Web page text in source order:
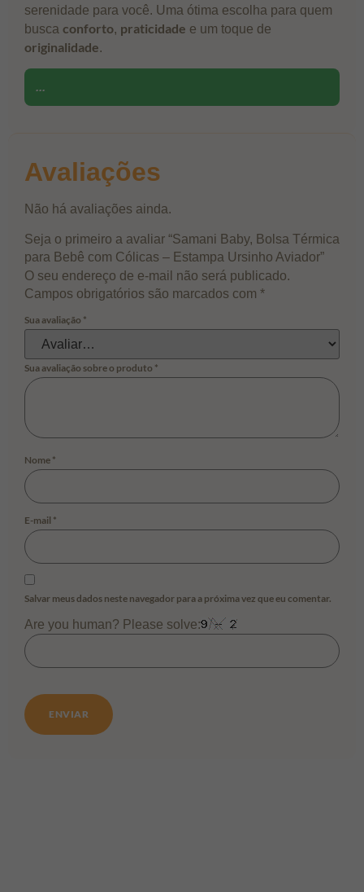
serenidade para você. Uma ótima escolha para quem
busca conforto, praticidade e um toque de
originalidade.
...
Avaliações
Não há avaliações ainda.
Seja o primeiro a avaliar “Samani Baby, Bolsa Térmica
para Bebê com Cólicas – Estampa Ursinho Aviador”
O seu endereço de e-mail não será publicado.
Campos obrigatórios são marcados com *
Sua avaliação *
Sua avaliação sobre o produto *
Nome *
E-mail *
Salvar meus dados neste navegador para a próxima vez que eu comentar.
Are you human? Please solve: